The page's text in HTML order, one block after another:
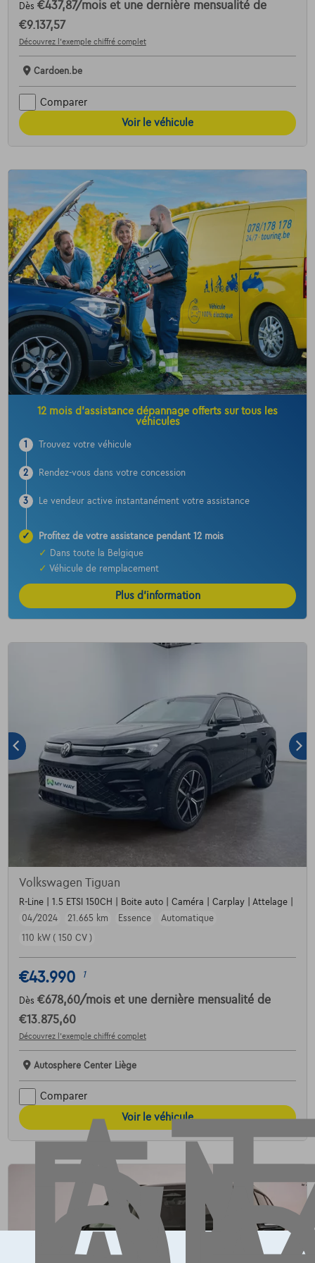
Dès €437,87/mois et une dernière mensualité de
€9.137,57
Découvrez l’exemple chiffré complet
Cardoen.be
Comparer
Voir le véhicule
12 mois d’assistance dépannage offerts sur tous les
véhicules
1 Trouvez votre véhicule
2 Rendez-vous dans votre concession
3 Le vendeur active instantanément votre assistance
✓
Profitez de votre assistance pendant 12 mois
✓
Dans toute la Belgique
✓ Véhicule de remplacement
Plus d’information
Volkswagen Tiguan
R-Line | 1.5 ETSI 150CH | Boite auto | Caméra | Carplay | Attelage |
04/2024
21.665 km Essence
Automatique
110 kW ( 150 CV )
€43.990 1
Dès €678,60/mois et une dernière mensualité de
€13.875,60
Découvrez l’exemple chiffré complet
Autosphere Center Liège
Comparer
Voir le véhicule